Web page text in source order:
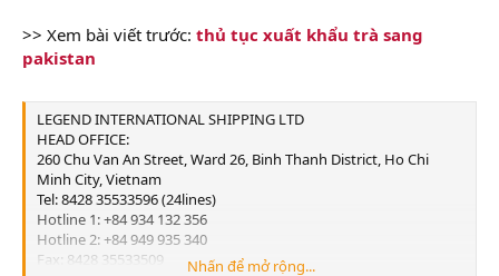
>> Xem bài viết trước: thủ tục xuất khẩu trà sang
pakistan
LEGEND INTERNATIONAL SHIPPING LTD
HEAD OFFICE:
260 Chu Van An Street, Ward 26, Binh Thanh District, Ho Chi
Minh City, Vietnam
Tel: 8428 35533596 (24lines)
Hotline 1: +84 934 132 356
Hotline 2: +84 949 935 340
Fax: 8428 35533509
Nhấn để mở rộng...